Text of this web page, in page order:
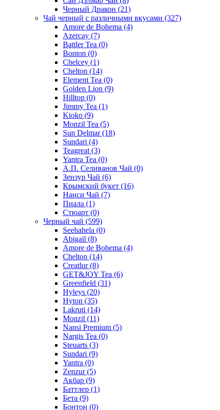
Черный Дракон (21)
Чай черный с различными вкусами (327)
Amore de Bohema (4)
Azercay (7)
Battler Tea (0)
Bonton (0)
Chelcey (1)
Chelton (14)
Element Tea (0)
Golden Lion (9)
Hilltop (0)
Jimmy Tea (1)
Kioko (9)
Monzil Tea (5)
Sun Delmar(18)
Sundari (4)
Teagreat (3)
Yantra Tea (0)
А.П. Селиванов Чай (0)
Зензур Чай (6)
Крымский букет (16)
Нанси Чай (7)
Пиала (1)
Стюарт (0)
Черный чай (599)
Seehahela (0)
Abigail (8)
Amore de Bohema (4)
Chelton (14)
Creatlur(8)
GET&JOY Tea (6)
Greenfield (31)
Hyleys (20)
Hyton (35)
Lakruti (14)
Monzil (11)
Nansi Premium (5)
Nargis Tea (0)
Steuarts (3)
Sundari (9)
Yantra (0)
Zenzur(5)
Акбар (9)
Баттлер (1)
Бета (9)
Бонтон (0)